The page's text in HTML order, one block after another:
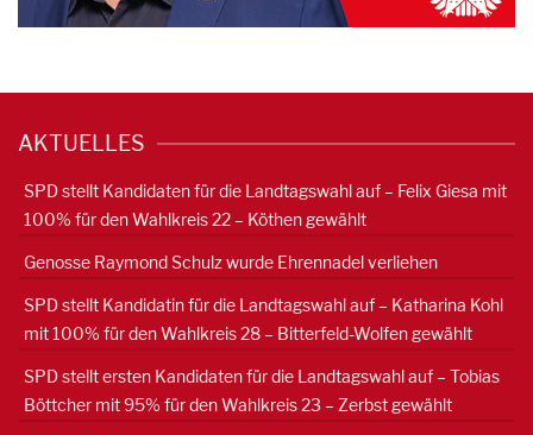
AKTUELLES
SPD stellt Kandidaten für die Landtagswahl auf – Felix Giesa mit
100% für den Wahlkreis 22 – Köthen gewählt
Genosse Raymond Schulz wurde Ehrennadel verliehen
SPD stellt Kandidatin für die Landtagswahl auf – Katharina Kohl
mit 100% für den Wahlkreis 28 – Bitterfeld-Wolfen gewählt
SPD stellt ersten Kandidaten für die Landtagswahl auf – Tobias
Böttcher mit 95% für den Wahlkreis 23 – Zerbst gewählt